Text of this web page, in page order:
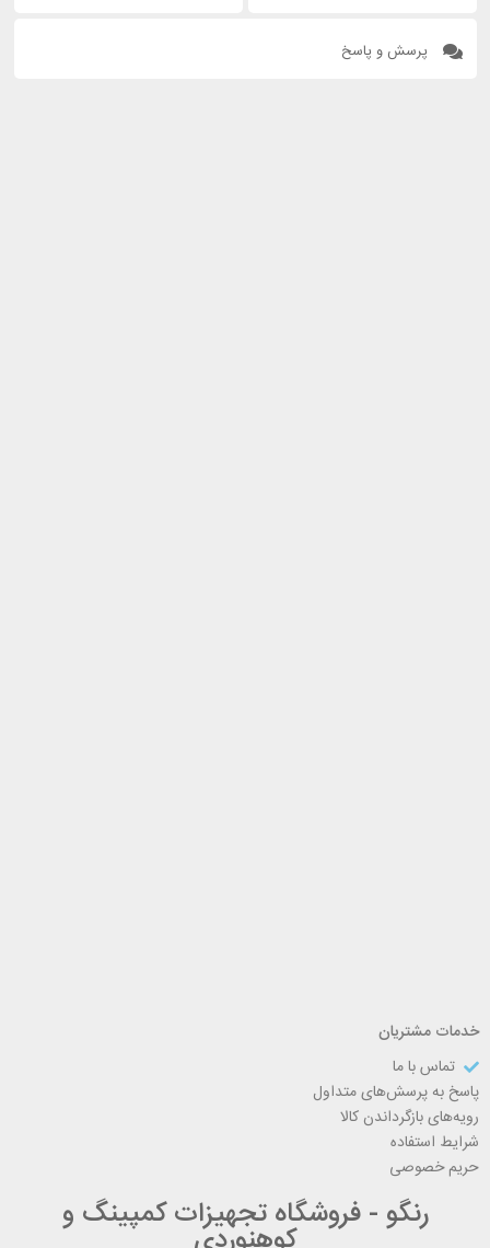
پرسش و پاسخ
خدمات مشتریان
تماس با ما
پاسخ به پرسش‌های متداول
رویه‌های بازگرداندن کالا
شرایط استفاده
حریم خصوصی
رنگو - فروشگاه تجهیزات کمپینگ و